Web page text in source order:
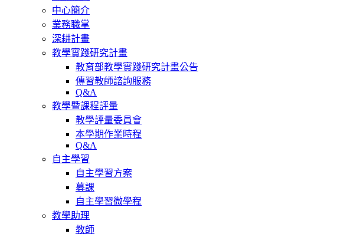
中心簡介
業務職掌
深耕計畫
教學實踐研究計畫
教育部教學實踐研究計畫公告
傳習教師諮詢服務
Q&A
教學暨課程評量
教學評量委員會
本學期作業時程
Q&A
自主學習
自主學習方案
募課
自主學習微學程
教學助理
教師